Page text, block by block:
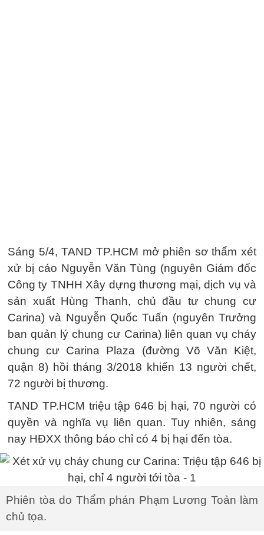
Sáng 5/4, TAND TP.HCM mở phiên sơ thẩm xét
xử bị cáo Nguyễn Văn Tùng (nguyên Giám đốc
Công ty TNHH Xây dựng thương mại, dịch vụ và
sản xuất Hùng Thanh, chủ đầu tư chung cư
Carina) và Nguyễn Quốc Tuấn (nguyên Trưởng
ban quản lý chung cư Carina) liên quan vụ cháy
chung cư Carina Plaza (đường Võ Văn Kiệt,
quận 8) hồi tháng 3/2018 khiến 13 người chết,
72 người bị thương.
TAND TP.HCM triệu tập 646 bị hại, 70 người có
quyền và nghĩa vụ liên quan. Tuy nhiên, sáng
nay HĐXX thông báo chỉ có 4 bị hại đến tòa.
Phiên tòa do Thẩm phán Phạm Lương Toản làm
chủ tọa.